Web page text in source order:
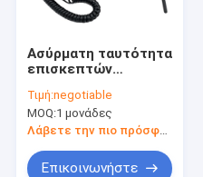
Ασύρματη ταυτότητα
επισκεπτών
καταλόγων
υπολογιστών
γραφείου GSM
Τιμή:negotiable
MOQ:1 μονάδες
Λάβετε την πιο πρόσφατη τιμή
Επικοινωνήστε